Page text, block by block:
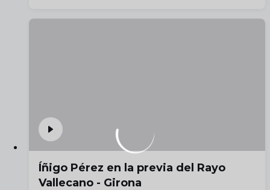
Íñigo Pérez en la previa del Rayo
Vallecano - Girona